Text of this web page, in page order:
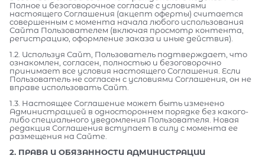
Полное и безоговорочное согласие с условиями
настоящего Соглашения (акцепт оферты) считается
совершенным с момента начала любого использования
Сайта Пользователем (включая просмотр контента,
регистрацию, оформление заказа и иные действия).
1.2. Используя Сайт, Пользователь подтверждает, что
ознакомлен, согласен, полностью и безоговорочно
принимает все условия настоящего Соглашения. Если
Пользователь не согласен с условиями Соглашения, он не
вправе использовать Сайт.
1.3. Настоящее Соглашение может быть изменено
Администрацией в одностороннем порядке без какого-
либо специального уведомления Пользователя. Новая
редакция Соглашения вступает в силу с момента ее
размещения на Сайте.
2. ПРАВА И ОБЯЗАННОСТИ АДМИНИСТРАЦИИ